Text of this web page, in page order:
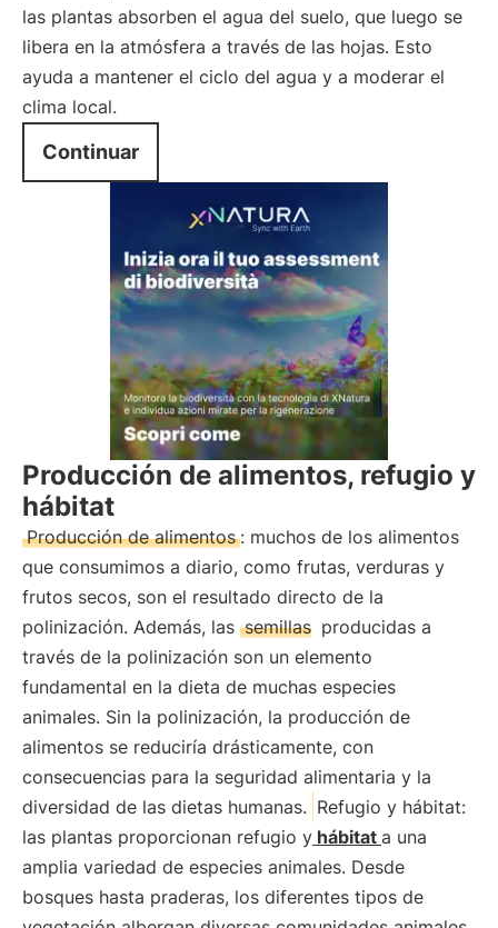
las plantas absorben el agua del suelo, que luego se
libera en la atmósfera a través de las hojas. Esto
ayuda a mantener el ciclo del agua y a moderar el
clima local.
Continuar
Producción de alimentos, refugio y
hábitat
Producción de alimentos : muchos de los alimentos
que consumimos a diario, como frutas, verduras y
frutos secos, son el resultado directo de la
polinización. Además, las semillas producidas a
través de la polinización son un elemento
fundamental en la dieta de muchas especies
animales. Sin la polinización, la producción de
alimentos se reduciría drásticamente, con
consecuencias para la seguridad alimentaria y la
diversidad de las dietas humanas. Refugio y hábitat:
las plantas proporcionan refugio y hábitat a una
amplia variedad de especies animales. Desde
bosques hasta praderas, los diferentes tipos de